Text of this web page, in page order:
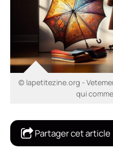
© lapetitezine.org -
qui
Partager cet article